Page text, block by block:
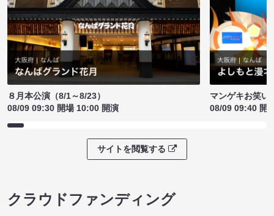
８月本公演（8/1～8/23）
08/09 09:30 開場 10:00 開演
マンゲキお笑い
08/09 09:40 開
サイトを閲覧する
クラウドファンディング